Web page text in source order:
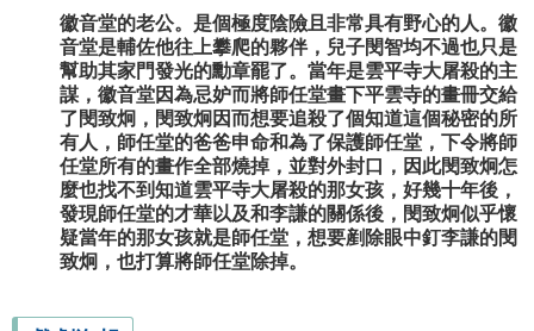
徽音堂的老公。是個極度陰險且非常具有野心的人。徽
音堂是輔佐他往上攀爬的夥伴，兒子閔智均不過也只是
幫助其家門發光的勳章罷了。當年是雲平寺大屠殺的主
謀，徽音堂因為忌妒而將師任堂畫下平雲寺的畫冊交給
了閔致炯，閔致炯因而想要追殺了個知道這個秘密的所
有人，師任堂的爸爸申命和為了保護師任堂，下令將師
任堂所有的畫作全部燒掉，並對外封口，因此閔致炯怎
麼也找不到知道雲平寺大屠殺的那女孩，好幾十年後，
發現師任堂的才華以及和李謙的關係後，閔致炯似乎懷
疑當年的那女孩就是師任堂，想要剷除眼中釘李謙的閔
致炯，也打算將師任堂除掉。